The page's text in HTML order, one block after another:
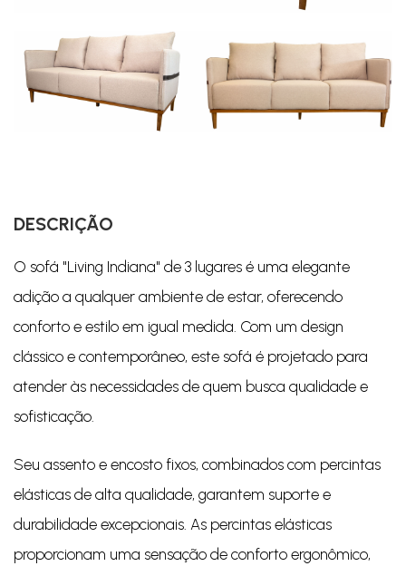
DESCRIÇÃO
O sofá "Living Indiana" de 3 lugares é uma elegante
adição a qualquer ambiente de estar, oferecendo
conforto e estilo em igual medida. Com um design
clássico e contemporâneo, este sofá é projetado para
atender às necessidades de quem busca qualidade e
sofisticação.
Seu assento e encosto fixos, combinados com percintas
elásticas de alta qualidade, garantem suporte e
durabilidade excepcionais. As percintas elásticas
proporcionam uma sensação de conforto ergonômico,